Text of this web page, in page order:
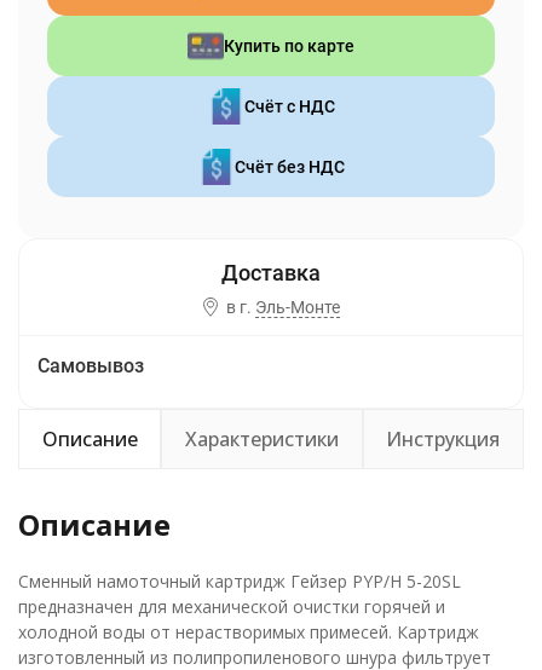
Купить по карте
Счёт с НДС
Счёт без НДС
в г. Эль-Монте
Самовывоз
Описание Характеристики Инструкция
Описание
Сменный намоточный картридж Гейзер PYP/H 5-20SL
предназначен для механической очистки горячей и
холодной воды от нерастворимых примесей. Картридж
изготовленный из полипропиленового шнура фильтрует